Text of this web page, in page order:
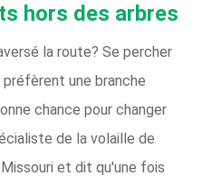
hors des arbres
la route? Se percher
une branche
chance pour changer
de la volaille de
et dit qu'une fois